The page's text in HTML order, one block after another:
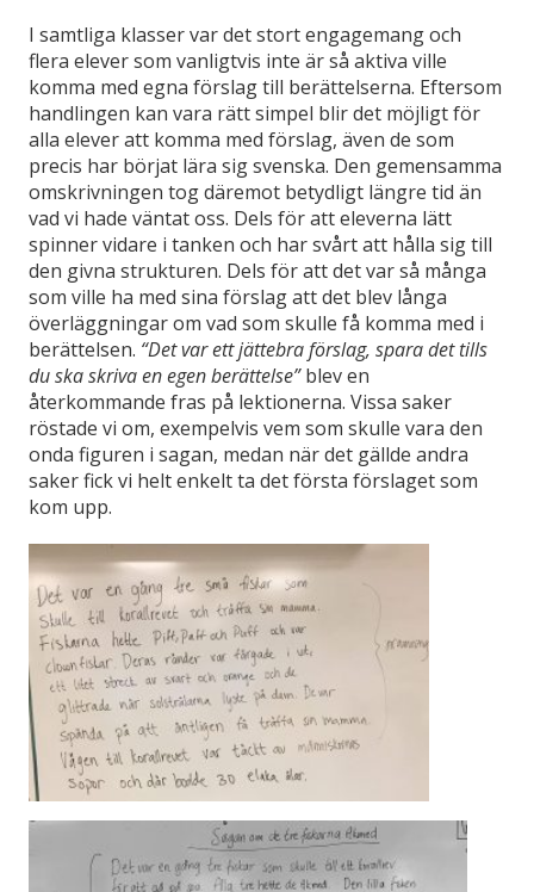
I samtliga klasser var det stort engagemang och
flera elever som vanligtvis inte är så aktiva ville
komma med egna förslag till berättelserna. Eftersom
handlingen kan vara rätt simpel blir det möjligt för
alla elever att komma med förslag, även de som
precis har börjat lära sig svenska. Den gemensamma
omskrivningen tog däremot betydligt längre tid än
vad vi hade väntat oss. Dels för att eleverna lätt
spinner vidare i tanken och har svårt att hålla sig till
den givna strukturen. Dels för att det var så många
som ville ha med sina förslag att det blev långa
överläggningar om vad som skulle få komma med i
berättelsen. “Det var ett jättebra förslag, spara det tills
du ska skriva en egen berättelse”blev en
återkommande fras på lektionerna. Vissa saker
röstade vi om, exempelvis vem som skulle vara den
onda figuren i sagan, medan när det gällde andra
saker fick vi helt enkelt ta det första förslaget som
kom upp.